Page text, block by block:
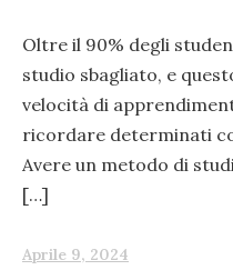
Oltre il 90% degli
studio sbagliato, e
velocità di
ricordare determinati
Avere un metodo di
[…]
Aprile 9, 2024